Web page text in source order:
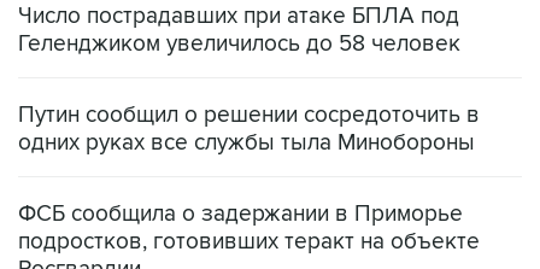
Число пострадавших при атаке БПЛА под
Геленджиком увеличилось до 58 человек
Путин сообщил о решении сосредоточить в
одних руках все службы тыла Минобороны
ФСБ сообщила о задержании в Приморье
подростков, готовивших теракт на объекте